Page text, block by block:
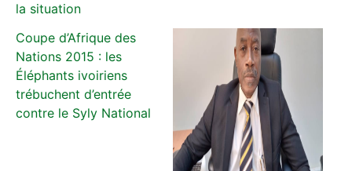
la situation
Coupe d’Afrique des
Nations 2015 : les
Éléphants ivoiriens
trébuchent d’entrée
contre le Syly National